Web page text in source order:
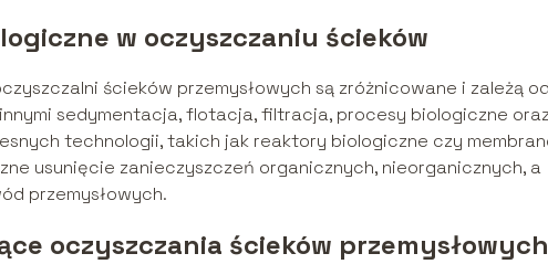
w oczyszczaniu ścieków
ścieków przemysłowych są zróżnicowane i zależą od
sedymentacja, flotacja, filtracja, procesy biologiczne oraz
technologii, takich jak reaktory biologiczne czy
usunięcie zanieczyszczeń organicznych, nieorganicznych, a
przemysłowych.
oczyszczania ścieków przemysłowych